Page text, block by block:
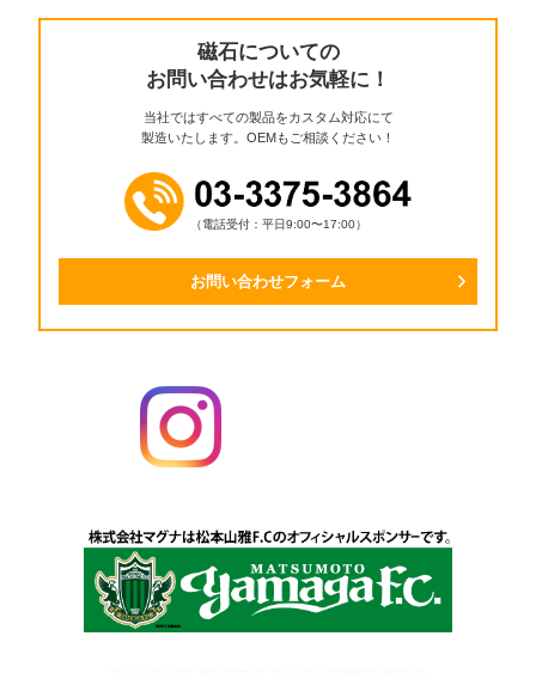
磁石についての
お問い合わせはお気軽に！
当社ではすべての製品をカスタム対応にて
製造いたします。OEMもご相談ください！
（電話受付：平日9:00〜17:00）
お問い合わせフォーム